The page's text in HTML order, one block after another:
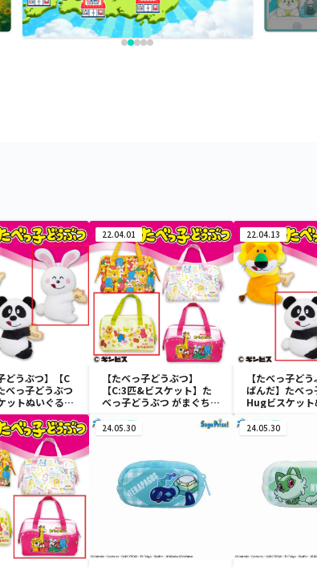
どうぶつ】【C
べっ子どうぶつ
ットぬいぐるみ
22.04.01
【たべっ子どうぶつ】
【C:3匹&ビスケット】た
べっ子どうぶつ がまぐちラ
22.04.13
【たべっ子ど
ぱんだ】たべっ
Hugビスケッ
24.05.30 24.05.30